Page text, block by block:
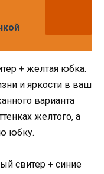
+ желтая юбка.
и яркости в ваш
варианта
желтого, а
юбку.
свитер + синие